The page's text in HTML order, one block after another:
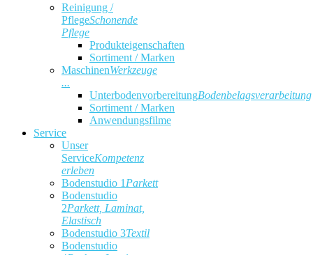
Reinigung /
PflegeSchonende
Pflege
Produkteigenschaften
Sortiment / Marken
MaschinenWerkzeuge
...
UnterbodenvorbereitungBodenbelagsverarbeitung
Sortiment / Marken
Anwendungsfilme
Service
Unser
ServiceKompetenz
erleben
Bodenstudio 1 Parkett
Bodenstudio
2Parkett, Laminat,
Elastisch
Bodenstudio 3Textil
Bodenstudio